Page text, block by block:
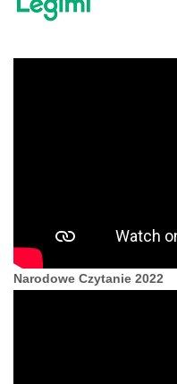
Narodowe Czytanie 2022